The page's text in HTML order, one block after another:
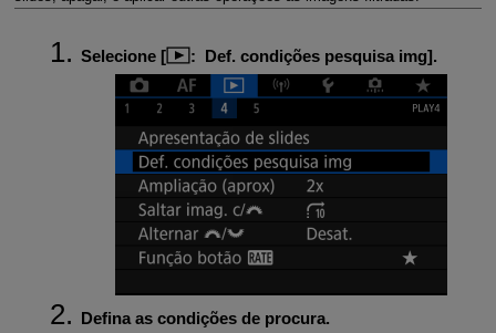
Selecione [ : Def. condições pesquisa img].
Defina as condições de procura.